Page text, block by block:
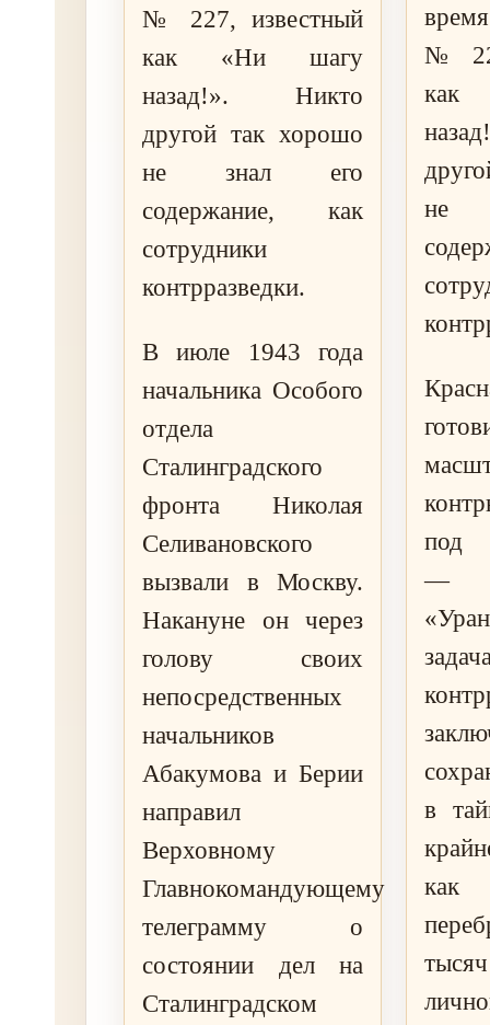
№ 227, известный
как «Ни шагу
назад!». Никто
другой так хорошо
не знал его
содержание, как
сотрудники
контрразведки.
В июле 1943 года
начальника Особого
отдела
Сталинградского
фронта Николая
Селивановского
вызвали в Москву.
Накануне он через
голову своих
непосредственных
начальников
Абакумова и Берии
направил
Верховному
Главнокомандующему
телеграмму о
состоянии дел на
Сталинградском
№
не
под
—
в
как